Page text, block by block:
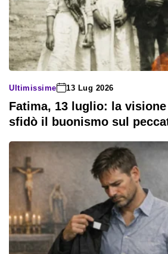
Ultimissime 13 Lug 2026
Fatima, 13 luglio: la
sfidò il buonismo sul